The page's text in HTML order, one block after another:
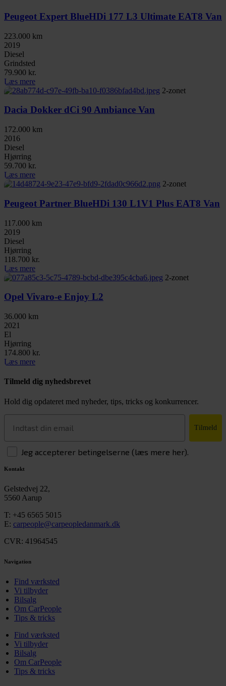
Peugeot Expert BlueHDi 177 L3 Ultimate EAT8 Van
223.000 km
2019
Diesel
Grindsted
79.900 kr.
Læs mere
2-zonet
Dacia Dokker dCi 90 Ambiance Van
172.000 km
2016
Diesel
Hjørring
59.700 kr.
Læs mere
2-zonet
Peugeot Partner BlueHDi 130 L1V1 Plus EAT8 Van
117.000 km
2019
Diesel
Hjørring
118.700 kr.
Læs mere
2-zonet
Opel Vivaro-e Enjoy L2
36.000 km
2021
El
Hjørring
174.800 kr.
Læs mere
Tilmeld dig nyhedsbrevet
Hold dig opdateret med nyheder, tips, tricks og konkurrencer.
Tilmeld
Jeg accepterer betingelserne (læs mere her).
Kontakt
Gelstedvej 22,
5560 Aarup
T: +45 6565 5015
E: carpeople@carpeopledanmark.dk
CVR: 41964545
Navigation
Find værksted
Vi tilbyder
Bilsalg
Om CarPeople
Tips & tricks
Find værksted
Vi tilbyder
Bilsalg
Om CarPeople
Tips & tricks